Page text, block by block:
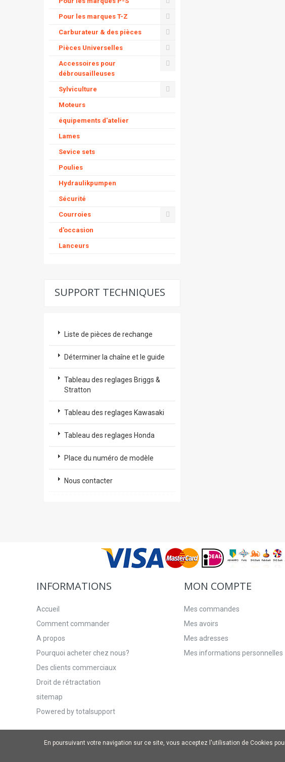
Pour les marques T-Z
Carburateur & des pièces
Pièces Universelles
Accessoires pour
débrousailleuses
Sylviculture
Moteurs
équipements d'atelier
Lames
Sevice sets
Poulies
Hydraulikpumpen
Sécurité
Courroies
d'occasion
Lanceurs
SUPPORT TECHNIQUES
Liste de pièces de rechange
Déterminer la chaîne et le guide
Tableau des reglages Briggs &
Stratton
Tableau des reglages Kawasaki
Tableau des reglages Honda
Place du numéro de modèle
Nous contacter
INFORMATIONS
Accueil
Comment commander
A propos
Pourquoi acheter chez nous?
Des clients commerciaux
Droit de rétractation
sitemap
Powered by totalsupport
MON COMPTE
Mes commandes
Mes avoirs
Mes adresses
Mes informations personnelles
En poursuivant votre navigation sur ce site, vous acceptez l'utilisation de Cookies